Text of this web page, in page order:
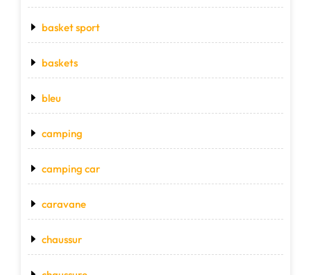
basket sport
baskets
bleu
camping
camping car
caravane
chaussur